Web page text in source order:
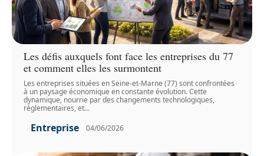
Les défis auxquels font face les entreprises du 77
et comment elles les surmontent
Les entreprises situées en Seine-et-Marne (77) sont confrontées
à un paysage économique en constante évolution. Cette
dynamique, nourrie par des changements technologiques,
réglementaires, et…
Entreprise 04/06/2026